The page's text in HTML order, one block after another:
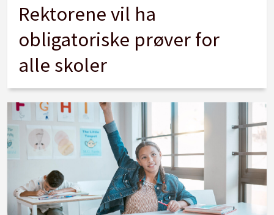
Rektorene vil ha
obligatoriske prøver for
alle skoler